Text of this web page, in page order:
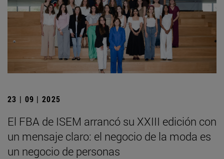
23 | 09 | 2025
El FBA de ISEM arrancó su XXIII edición con
un mensaje claro: el negocio de la moda es
un negocio de personas